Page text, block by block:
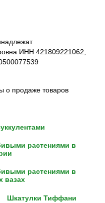
ИНН 421809221062,
о продаже товаров
растениями в
растениями в
вазах
Шкатулки Тиффани